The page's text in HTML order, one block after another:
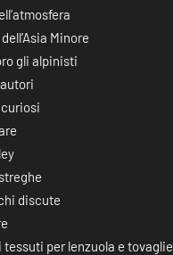
Minore
gli alpinisti
discute
per lenzuola e tovaglie